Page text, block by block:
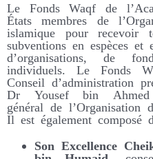
Le Fonds Waqf de
États membres de
islamique pour
subventions en espèces et
d’organisations, de
individuels. Le Fonds
Conseil d’administration
Dr Yousef bin Ahmed
général de l’Organisation
Il est également composé
Son Excellence